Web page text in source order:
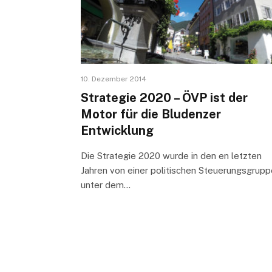
10. Dezember 2014
Strategie 2020 – ÖVP ist der
Motor für die Bludenzer
Entwicklung
Die Strategie 2020 wurde in den en letzten
Jahren von einer politischen
unter dem…